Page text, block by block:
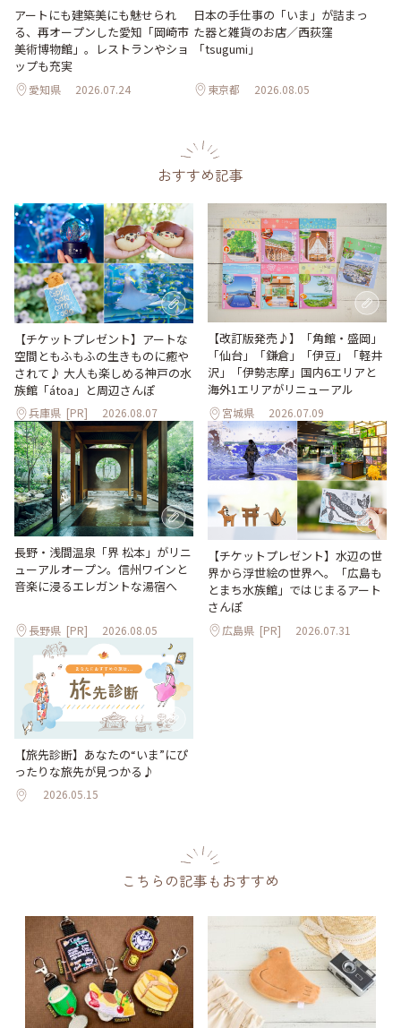
アートにも建築美にも魅せられ
る、再オープンした愛知「岡崎市
美術博物館」。レストランやショ
ップも充実
愛知県 2026.07.24
日本の手仕事の「いま」が詰まっ
た器と雑貨のお店／西荻窪
「tsugumi」
東京都 2026.08.05
おすすめ記事
【チケットプレゼント】アートな
空間ともふもふの生きものに癒や
されて♪ 大人も楽しめる神戸の水
族館「átoa」と周辺さんぽ
兵庫県 [PR] 2026.08.07
【改訂版発売♪】「角館・盛岡」
「仙台」「鎌倉」「伊豆」「軽井
沢」「伊勢志摩」国内6エリアと
海外1エリアがリニューアル
宮城県 2026.07.09
長野・浅間温泉「界 松本」がリニ
ューアルオープン。信州ワインと
音楽に浸るエレガントな湯宿へ
長野県 [PR] 2026.08.05
【チケットプレゼント】水辺の世
界から浮世絵の世界へ。「広島も
とまち水族館」ではじまるアート
さんぽ
広島県 [PR] 2026.07.31
【旅先診断】あなたの“いま”にぴ
ったりな旅先が見つかる♪
2026.05.15
こちらの記事もおすすめ